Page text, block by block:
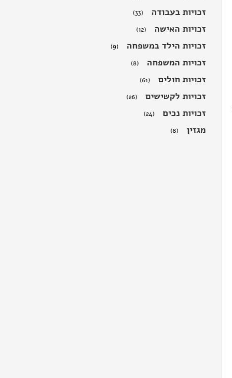
זכויות בעבודה (33)
זכויות האישה (12)
זכויות הילד במשפחה (9)
זכויות המשפחה (8)
זכויות חולים (61)
זכויות לקשישים (26)
זכויות נכים (24)
מגזין (8)